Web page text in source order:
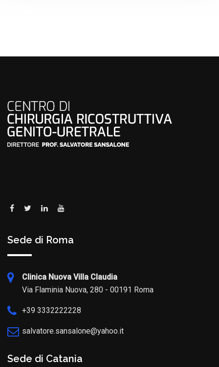
Sede di Roma
Clinica Nuova Villa Claudia
Via Flaminia Nuova, 280 - 00191 Roma
+39 3332222228
salvatore.sansalone@yahoo.it
Sede di Catania